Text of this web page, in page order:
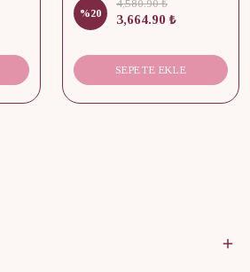
%20
4,580.90 ₺
3,664.90 ₺
SEPETE EKLE